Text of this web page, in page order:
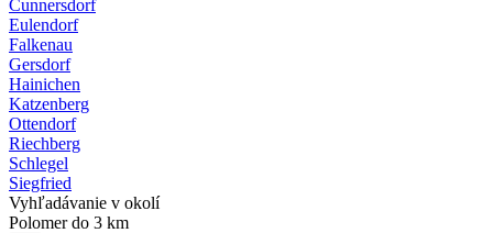
Cunnersdorf
Eulendorf
Falkenau
Gersdorf
Hainichen
Katzenberg
Ottendorf
Riechberg
Schlegel
Siegfried
Vyhľadávanie v okolí
Polomer do 3 km